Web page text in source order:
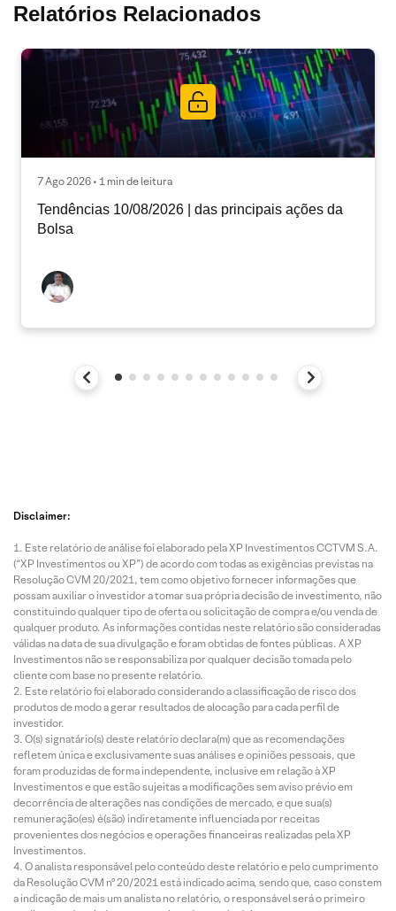
Relatórios Relacionados
7 Ago 2026 • 1 min de leitura
Tendências 10/08/2026 | das principais ações da
Bolsa
Disclaimer:
Este relatório de análise foi elaborado pela XP Investimentos CCTVM S.A.
(“XP Investimentos ou XP”) de acordo com todas as exigências previstas na
Resolução CVM 20/2021, tem como objetivo fornecer informações que
possam auxiliar o investidor a tomar sua própria decisão de investimento, não
constituindo qualquer tipo de oferta ou solicitação de compra e/ou venda de
qualquer produto. As informações contidas neste relatório são consideradas
válidas na data de sua divulgação e foram obtidas de fontes públicas. A XP
Investimentos não se responsabiliza por qualquer decisão tomada pelo
cliente com base no presente relatório.
Este relatório foi elaborado considerando a classificação de risco dos
produtos de modo a gerar resultados de alocação para cada perfil de
investidor.
O(s) signatário(s) deste relatório declara(m) que as recomendações
refletem única e exclusivamente suas análises e opiniões pessoais, que
foram produzidas de forma independente, inclusive em relação à XP
Investimentos e que estão sujeitas a modificações sem aviso prévio em
decorrência de alterações nas condições de mercado, e que sua(s)
remuneração(es) é(são) indiretamente influenciada por receitas
provenientes dos negócios e operações financeiras realizadas pela XP
Investimentos.
O analista responsável pelo conteúdo deste relatório e pelo cumprimento
da Resolução CVM nº 20/2021 está indicado acima, sendo que, caso constem
a indicação de mais um analista no relatório, o responsável será o primeiro